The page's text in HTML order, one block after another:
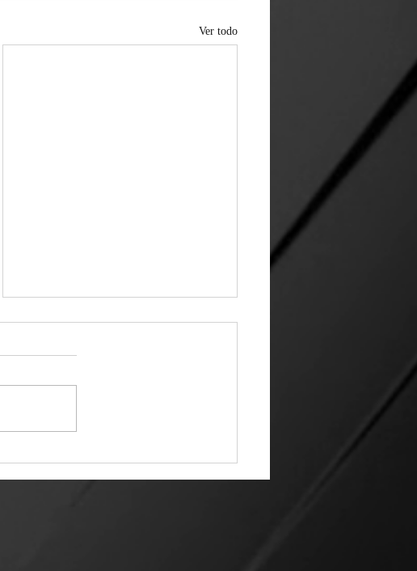
Ver todo
Doña Víbora | 14 07 26